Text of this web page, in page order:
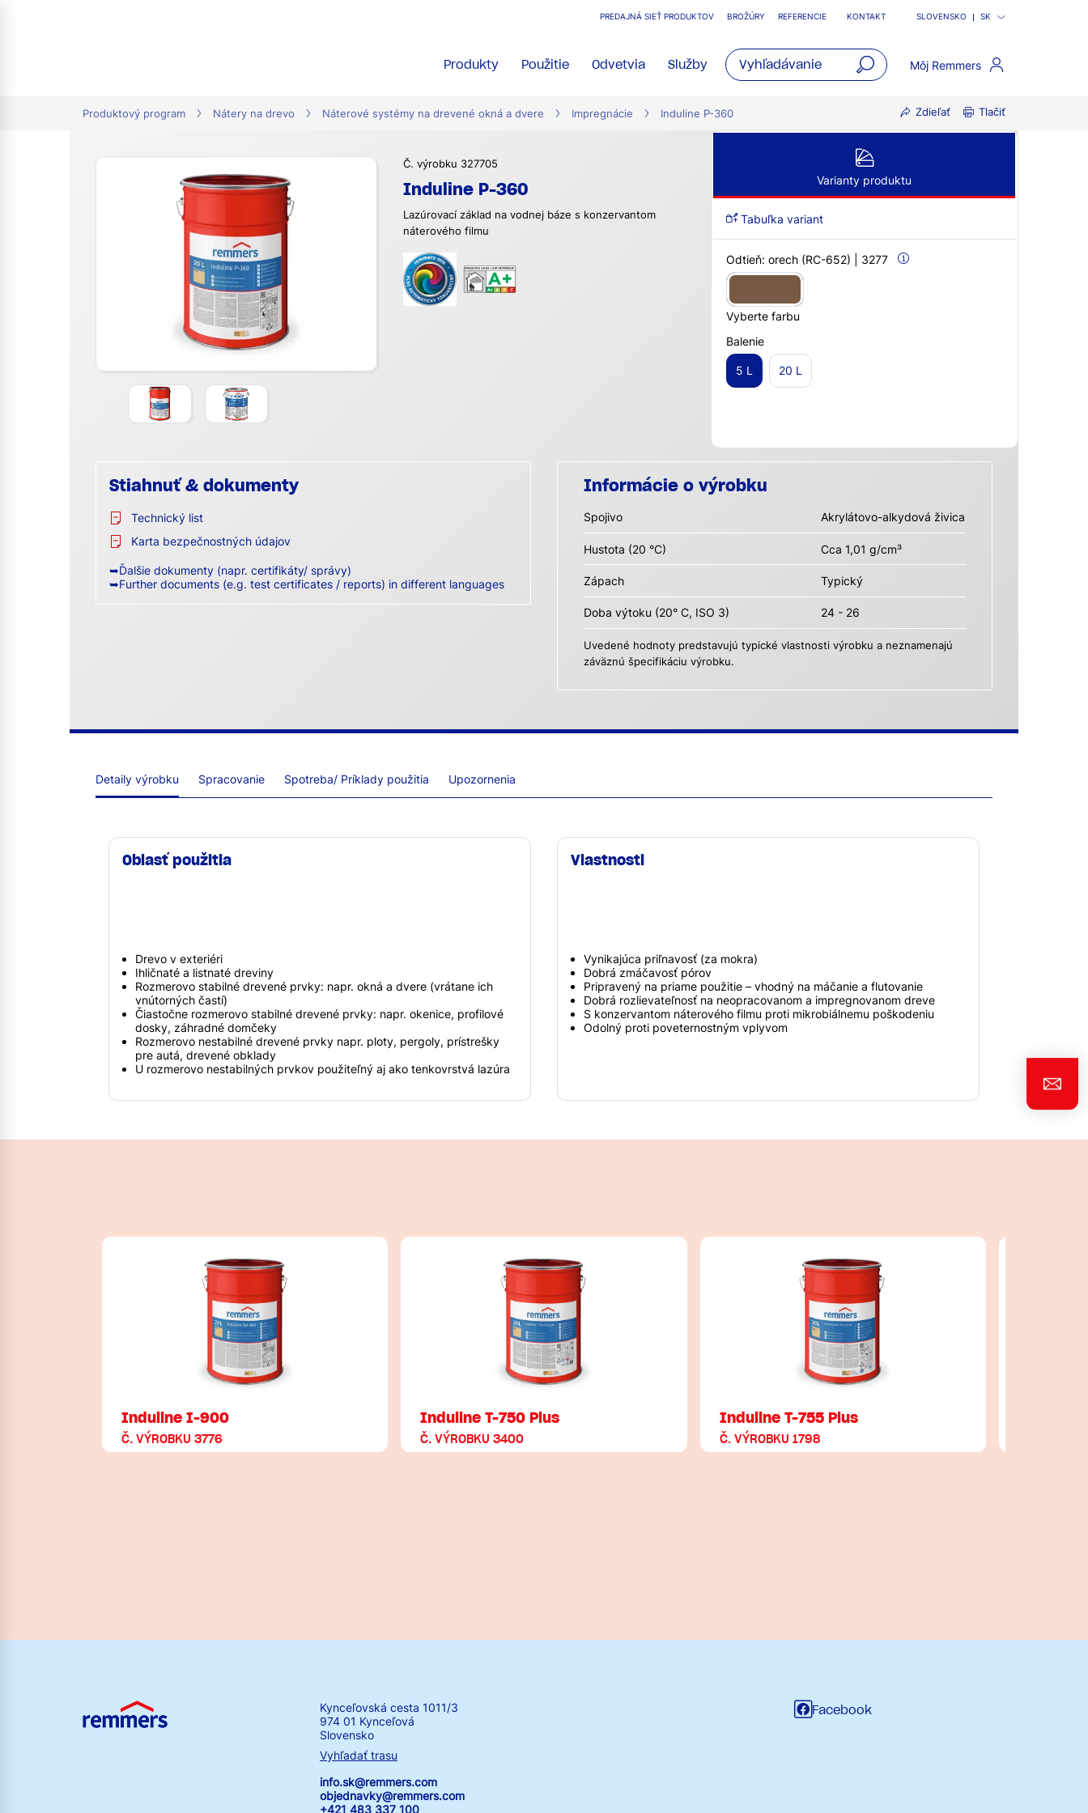
PREDAJNÁ SIEŤ PRODUKTOV BROŽÚRY REFERENCIE KONTAKT SLOVENSKO SK
Produkty Použitie Odvetvia Služby Môj Remmers
Produktový program Nátery na drevo Náterové systémy na drevené okná a dvere Impregnácie Induline P-360 Zdieľať Tlačiť
Č. výrobku 327705
Induline P-360
Lazúrovací základ na vodnej báze s konzervantom
náterového filmu
Varianty produktu
Tabuľka variant
Odtieň: orech (RC-652) | 3277
Vyberte farbu
Balenie
5 L 20 L
Stiahnuť & dokumenty
Technický list
Karta bezpečnostných údajov
➥Ďalšie dokumenty (napr. certifikáty/ správy)
➥Further documents (e.g. test certificates / reports) in different languages
Informácie o výrobku
Spojivo Akrylátovo-alkydová živica
Hustota (20 °C) Cca 1,01 g/cm³
Zápach Typický
Doba výtoku (20° C, ISO 3) 24 - 26
Uvedené hodnoty predstavujú typické vlastnosti výrobku a neznamenajú
záväznú špecifikáciu výrobku.
Detaily výrobku Spracovanie Spotreba/ Príklady použitia Upozornenia
Oblasť použitia
Drevo v exteriéri
Ihličnaté a listnaté dreviny
Rozmerovo stabilné drevené prvky: napr. okná a dvere (vrátane ich
vnútorných častí)
Čiastočne rozmerovo stabilné drevené prvky: napr. okenice, profilové
dosky, záhradné domčeky
Rozmerovo nestabilné drevené prvky napr. ploty, pergoly, prístrešky
pre autá, drevené obklady
U rozmerovo nestabilných prvkov použiteľný aj ako tenkovrstvá lazúra
Vlastnosti
Vynikajúca priľnavosť (za mokra)
Dobrá zmáčavosť pórov
Pripravený na priame použitie – vhodný na máčanie a flutovanie
Dobrá rozlievateľnosť na neopracovanom a impregnovanom dreve
S konzervantom náterového filmu proti mikrobiálnemu poškodeniu
Odolný proti poveternostným vplyvom
Induline I-900
Č. VÝROBKU 3776
Induline T-750 Plus
Č. VÝROBKU 3400
Induline T-755 Plus
Č. VÝROBKU 1798
Kynceľovská cesta 1011/3
974 01 Kynceľová
Slovensko
Vyhľadať trasu
info.sk@remmers.com
objednavky@remmers.com
+421 483 337 100
Facebook